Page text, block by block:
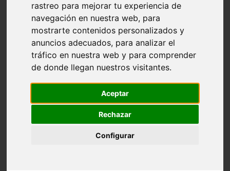
rastreo para mejorar tu experiencia de
navegación en nuestra web, para
mostrarte contenidos personalizados y
anuncios adecuados, para analizar el
tráfico en nuestra web y para comprender
de donde llegan nuestros visitantes.
Aceptar
Rechazar
Configurar
higiene
snacks
acuario
comercios
estanques
viajar
cr a
especies invasoras